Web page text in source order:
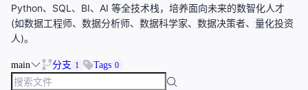
Python、SQL、BI、AI 等全技术栈，培养面向未来的数智化人才
(如数据工程师、数据分析师、数据科学家、数据决策者、量化投资
人)。
main 分支 1 Tags 0